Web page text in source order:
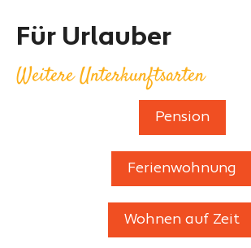
Für Urlauber
Weitere Unterkunftsarten
Pension
Ferienwohnung
Wohnen auf Zeit